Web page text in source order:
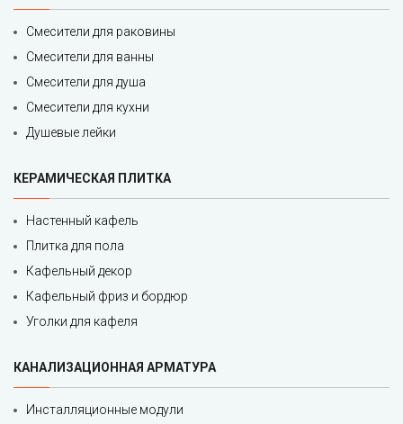
Смесители для раковины
Смесители для ванны
Смесители для душа
Смесители для кухни
Душевые лейки
КЕРАМИЧЕСКАЯ ПЛИТКА
Настенный кафель
Плитка для пола
Кафельный декор
Кафельный фриз и бордюр
Уголки для кафеля
КАНАЛИЗАЦИОННАЯ АРМАТУРА
Инсталляционные модули